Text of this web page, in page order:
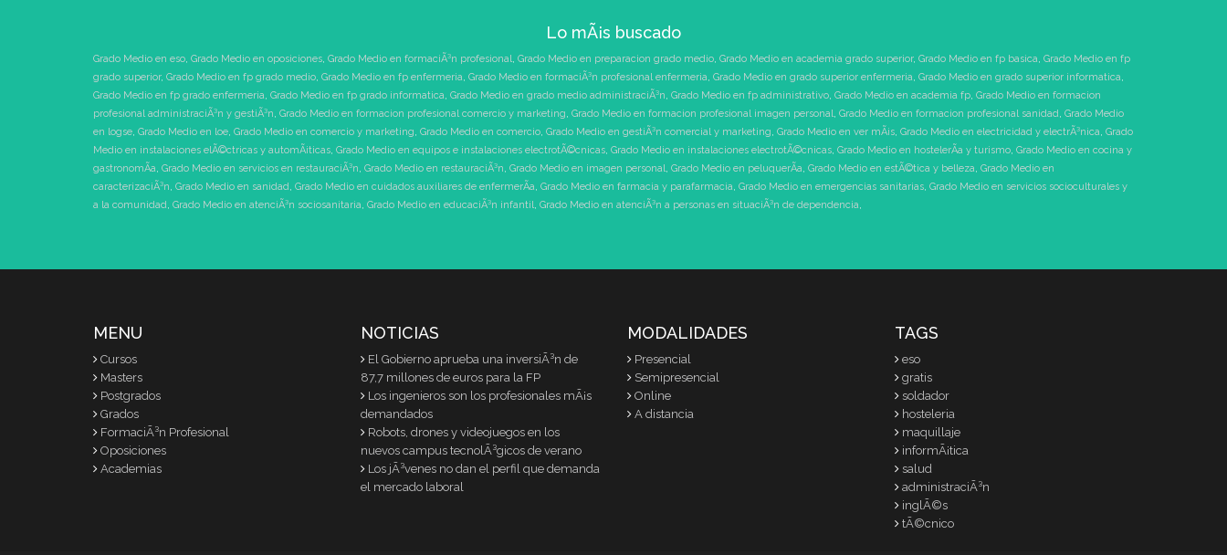
Lo mÃ¡s buscado
Grado Medio en eso, Grado Medio en oposiciones, Grado Medio en formaciÃ³n profesional, Grado Medio en preparacion grado medio, Grado Medio en academia grado superior, Grado Medio en fp basica, Grado Medio en fp
grado superior, Grado Medio en fp grado medio, Grado Medio en fp enfermeria, Grado Medio en formaciÃ³n profesional enfermeria, Grado Medio en grado superior enfermeria, Grado Medio en grado superior informatica,
Grado Medio en fp grado enfermeria, Grado Medio en fp grado informatica, Grado Medio en grado medio administraciÃ³n, Grado Medio en fp administrativo, Grado Medio en academia fp, Grado Medio en formacion
profesional administraciÃ³n y gestiÃ³n, Grado Medio en formacion profesional comercio y marketing, Grado Medio en formacion profesional imagen personal, Grado Medio en formacion profesional sanidad, Grado Medio
en logse, Grado Medio en loe, Grado Medio en comercio y marketing, Grado Medio en comercio, Grado Medio en gestiÃ³n comercial y marketing, Grado Medio en ver mÃ¡s, Grado Medio en electricidad y electrÃ³nica, Grado
Medio en instalaciones elÃ©ctricas y automÃ¡ticas, Grado Medio en equipos e instalaciones electrotÃ©cnicas, Grado Medio en instalaciones electrotÃ©cnicas, Grado Medio en hostelerÃ­a y turismo, Grado Medio en cocina y
gastronomÃ­a, Grado Medio en servicios en restauraciÃ³n, Grado Medio en restauraciÃ³n, Grado Medio en imagen personal, Grado Medio en peluquerÃ­a, Grado Medio en estÃ©tica y belleza, Grado Medio en
caracterizaciÃ³n, Grado Medio en sanidad, Grado Medio en cuidados auxiliares de enfermerÃ­a, Grado Medio en farmacia y parafarmacia, Grado Medio en emergencias sanitarias, Grado Medio en servicios socioculturales y
a la comunidad, Grado Medio en atenciÃ³n sociosanitaria, Grado Medio en educaciÃ³n infantil, Grado Medio en atenciÃ³n a personas en situaciÃ³n de dependencia,
MENU
Cursos
Masters
Postgrados
Grados
FormaciÃ³n Profesional
Oposiciones
Academias
NOTICIAS
El Gobierno aprueba una inversiÃ³n de
87,7 millones de euros para la FP
Los ingenieros son los profesionales mÃ¡s
demandados
Robots, drones y videojuegos en los
nuevos campus tecnolÃ³gicos de verano
Los jÃ³venes no dan el perfil que demanda
el mercado laboral
MODALIDADES
Presencial
Semipresencial
Online
A distancia
TAGS
eso
gratis
soldador
hosteleria
maquillaje
informÃ¡tica
salud
administraciÃ³n
inglÃ©s
tÃ©cnico